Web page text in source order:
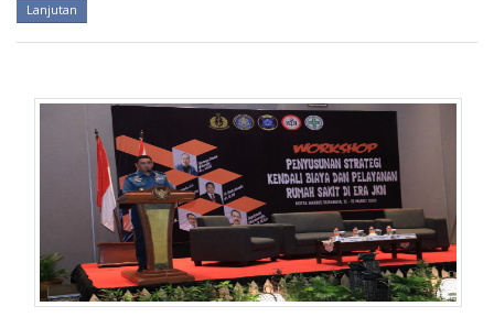
Lanjutan